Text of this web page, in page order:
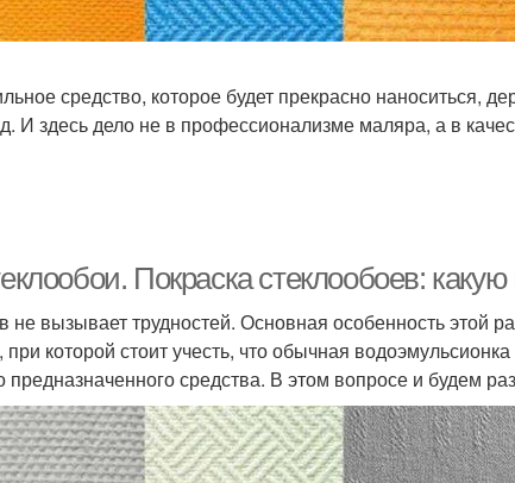
средство, которое будет прекрасно наноситься,
И здесь дело не в профессионализме маляра, а в
Покраска стеклообоев:
не вызывает трудностей. Основная особенность этой
которой стоит учесть, что обычная
предназначенного средства. В этом вопросе и будем